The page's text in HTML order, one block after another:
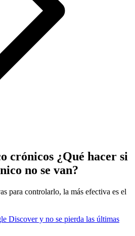
crónicos ¿Qué hacer si
no se van?
para controlarlo, la más efectiva es el
Discover y no se pierda las últimas